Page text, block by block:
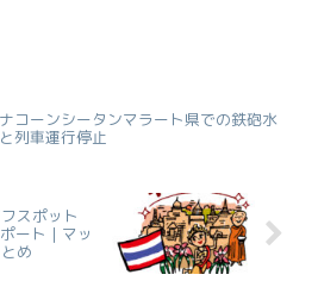
ナコーンシータンマラート県での鉄砲水
と列車運行停止
スポット
ート｜マッ
め